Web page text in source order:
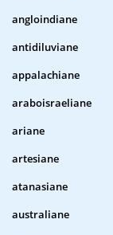
angloindiane
antidiluviane
appalachiane
araboisraeliane
ariane
artesiane
atanasiane
australiane